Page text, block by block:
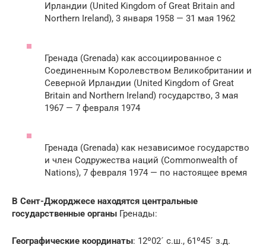
Ирландии (United Kingdom of Great Britain and
Northern Ireland), 3 января 1958 — 31 мая 1962
Гренада (Grenada) как ассоциированное с
Соединенным Королевством Великобритании и
Северной Ирландии (United Kingdom of Great
Britain and Northern Ireland) государство, 3 мая
1967 — 7 февраля 1974
Гренада (Grenada) как независимое государство
и член Содружества наций (Commonwealth of
Nations), 7 февраля 1974 — по настоящее время
В Сент-Джорджесе находятся центральные
государственные органы Гренады:
Географические координаты: 12º02´ с.ш., 61º45´ з.д.